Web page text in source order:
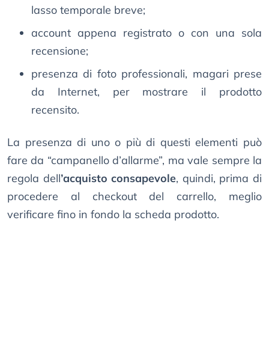
lasso temporale breve;
account appena registrato o con una sola
recensione;
presenza di foto professionali, magari prese
da Internet, per mostrare il prodotto
recensito.
La presenza di uno o più di questi elementi può
fare da “campanello d’allarme”, ma vale sempre la
regola dell’acquisto consapevole, quindi, prima di
procedere al checkout del carrello, meglio
verificare fino in fondo la scheda prodotto.